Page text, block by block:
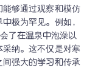
够通过观察和模仿
极为罕见。例如，
了在温泉中泡澡以
纳。这不仅是对寒
强大的学习和传承